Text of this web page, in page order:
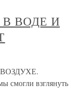
В ВОДЕ И
взглянуть